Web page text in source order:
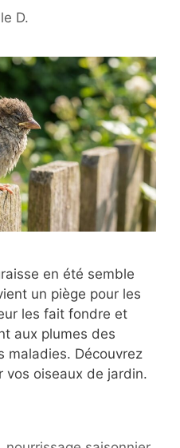
D.
en été semble
un piège pour les
les fait fondre et
aux plumes des
maladies. Découvrez
vos oiseaux de jardin.